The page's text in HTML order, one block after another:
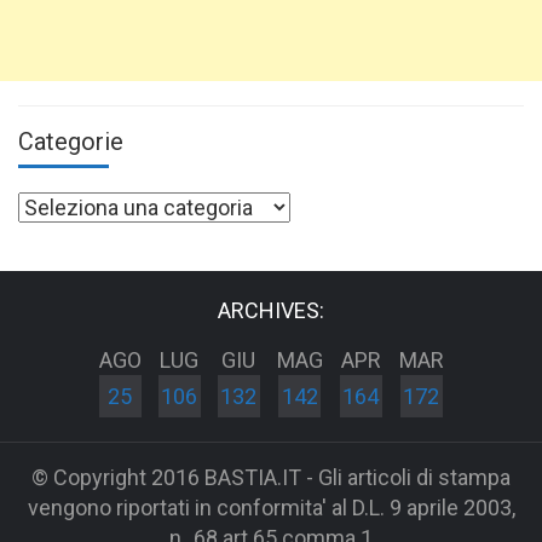
Categorie
Categorie
ARCHIVES:
AGO
25
LUG
106
GIU
132
MAG
142
APR
164
MAR
172
© Copyright 2016 BASTIA.IT - Gli articoli di stampa
vengono riportati in conformita' al D.L. 9 aprile 2003,